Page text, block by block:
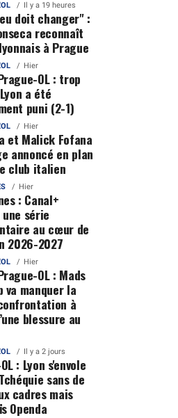
Il y a 19 heures
doit changer" :
reconnaît
à Prague
Hier
OL : trop
a été
puni (2-1)
Hier
et Malick Fofana
annoncé en plan
club italien
Hier
: Canal+
série
au cœur de
2026-2027
Hier
OL : Mads
va manquer la
à
blessure au
Il y a 2 jours
: Lyon s'envole
sans de
cadres mais
Openda